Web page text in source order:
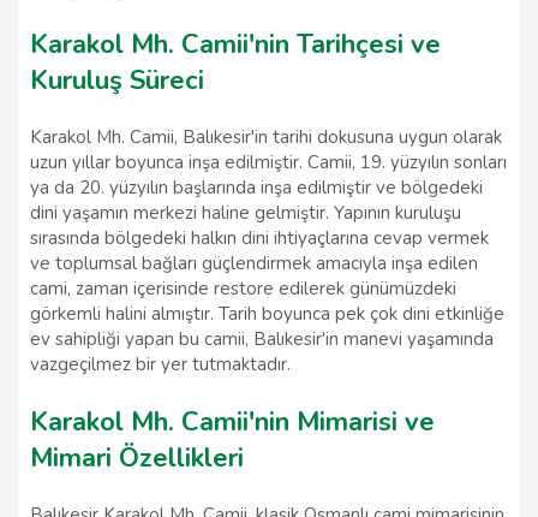
Karakol Mh. Camii'nin Tarihçesi ve
Kuruluş Süreci
Karakol Mh. Camii, Balıkesir'in tarihi dokusuna uygun olarak
uzun yıllar boyunca inşa edilmiştir. Camii, 19. yüzyılın sonları
ya da 20. yüzyılın başlarında inşa edilmiştir ve bölgedeki
dini yaşamın merkezi haline gelmiştir. Yapının kuruluşu
sırasında bölgedeki halkın dini ihtiyaçlarına cevap vermek
ve toplumsal bağları güçlendirmek amacıyla inşa edilen
cami, zaman içerisinde restore edilerek günümüzdeki
görkemli halini almıştır. Tarih boyunca pek çok dini etkinliğe
ev sahipliği yapan bu camii, Balıkesir'in manevi yaşamında
vazgeçilmez bir yer tutmaktadır.
Karakol Mh. Camii'nin Mimarisi ve
Mimari Özellikleri